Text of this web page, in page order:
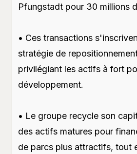
Pfungstadt pour 30 millions
• Ces transactions
stratégie de
privilégiant les actifs à fort
développement.
• Le groupe recycle son
des actifs matures pour
de parcs plus attractifs, tout